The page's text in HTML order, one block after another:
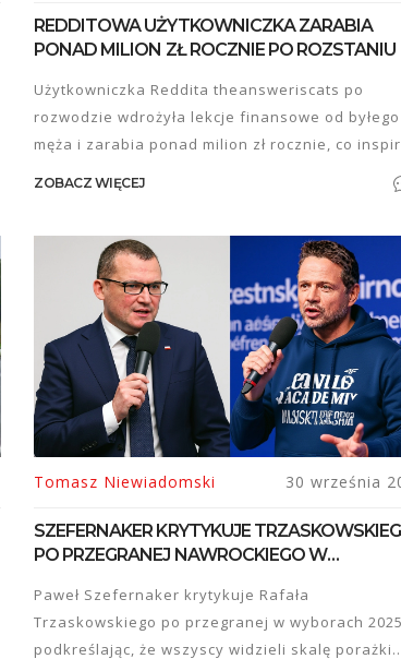
REDDITOWA UŻYTKOWNICZKA ZARABIA
PONAD MILION ZŁ ROCZNIE PO ROZSTANIU
Użytkowniczka Reddita theansweriscats po
rozwodzie wdrożyła lekcje finansowe od byłego
męża i zarabia ponad milion zł rocznie, co
ZOBACZ WIĘCEJ
Tomasz Niewiadomski 30 września
SZEFERNAKER KRYTYKUJE
PO PRZEGRANEJ NAWROCKIEGO W
Paweł Szefernaker krytykuje Rafała
Trzaskowskiego po przegranej w wyborach 2025,
podkreślając, że wszyscy widzieli skalę porażki